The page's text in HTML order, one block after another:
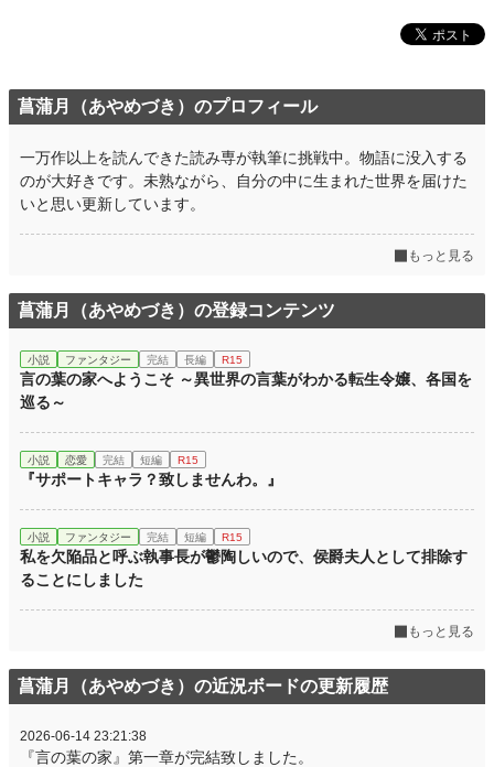
初回公開日時 2026.05.15 21:00
週間ポイント 1,417 pt (6,806 位)
累計ポイント 32,012 pt (56,355 位)
菖蒲月（あやめづき）のプロフィール
一万作以上を読んできた読み専が執筆に挑戦中。物語に没入する
のが大好きです。未熟ながら、自分の中に生まれた世界を届けた
いと思い更新しています。
もっと見る
菖蒲月（あやめづき）の登録コンテンツ
小説 ファンタジー 完結 長編 R15
言の葉の家へようこそ ～異世界の言葉がわかる転生令嬢、各国を
巡る～
小説 恋愛 完結 短編 R15
『サポートキャラ？致しませんわ。』
小説 ファンタジー 完結 短編 R15
私を欠陥品と呼ぶ執事長が鬱陶しいので、侯爵夫人として排除す
ることにしました
もっと見る
菖蒲月（あやめづき）の近況ボードの更新履歴
2026-06-14 23:21:38
『言の葉の家』第一章が完結致しました。